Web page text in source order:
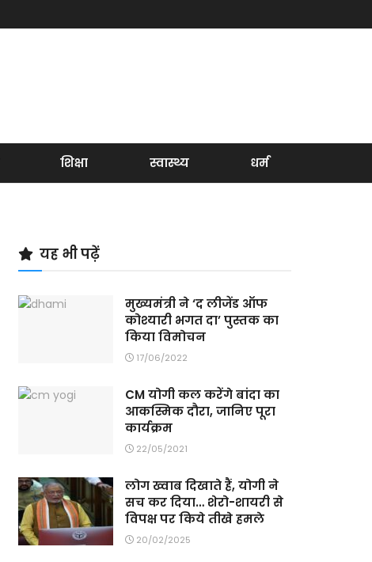
शिक्षा स्वास्थ्य धर्म
यह भी पढ़ें
मुख्यमंत्री ने ‘द लीजेंड ऑफ
कोश्यारी भगत दा’ पुस्तक का
किया विमोचन
17/06/2022
CM योगी कल करेंगे बांदा का
आकस्मिक दौरा, जानिए पूरा
कार्यक्रम
22/05/2021
लोग ख्वाब दिखाते हैं, योगी ने
सच कर दिया… शेरो-शायरी से
विपक्ष पर किये तीखे हमले
20/02/2025